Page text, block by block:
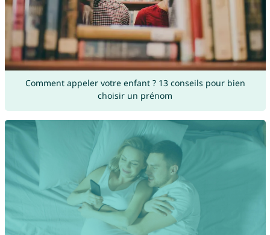
Comment appeler votre enfant ? 13 conseils pour bien
choisir un prénom